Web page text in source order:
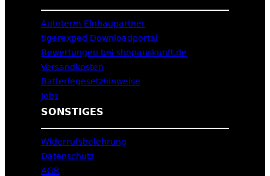
Autoterm Einbaupartner
tigerexped Downloadportal
Bewertungen bei shopauskunft.de
Versandkosten
Batteriegesetzhinweise
Jobs
SONSTIGES
Widerrufsbelehrung
Datenschutz
AGB